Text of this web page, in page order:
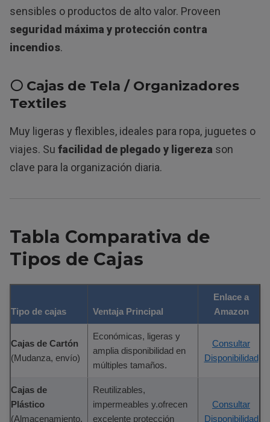
sensibles o productos de alto valor. Proveen
seguridad máxima y protección contra
incendios.
⚪ Cajas de Tela / Organizadores
Textiles
Muy ligeras y flexibles, ideales para ropa, juguetes o
viajes. Su facilidad de plegado y ligereza son
clave para la organización diaria.
Tabla Comparativa de
Tipos de Cajas
Tipo de cajas Ventaja Principal
Enlace a
Amazon
Cajas de Cartón
(Mudanza, envío)
Económicas, ligeras y
amplia disponibilidad en
múltiples tamaños.
Consultar
Disponibilidad
Cajas de
Plástico
(Almacenamiento,
Reutilizables,
impermeables y.ofrecen
excelente protección
Consultar
Disponibilidad